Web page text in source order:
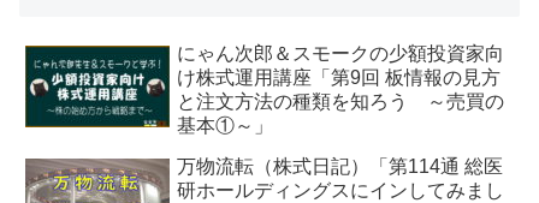
にゃん次郎＆スモークの少額投資家向
け株式運用講座「第9回 板情報の見方
と注文方法の種類を知ろう ～売買の
基本①～」
万物流転（株式日記）「第114通 総医
研ホールディングスにインしてみまし